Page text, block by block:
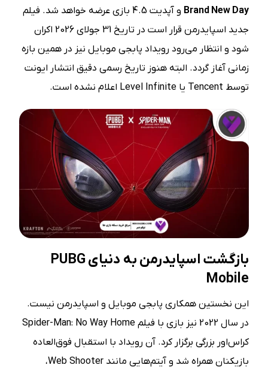
Brand New Day
و آپدیت 4.5 بازی عرضه خواهد شد. فیلم
جدید اسپایدرمن قرار است در تاریخ 31 جولای 2026 اکران
شود و انتظار می‌رود رویداد پابجی موبایل نیز در همین بازه
زمانی آغاز گردد. البته هنوز تاریخ رسمی دقیق انتشار ایونت
توسط Tencent یا Level Infinite اعلام نشده است.
بازگشت اسپایدرمن به دنیای PUBG
Mobile
این نخستین همکاری پابجی موبایل و اسپایدرمن نیست.
در سال 2022 نیز بازی با فیلم Spider-Man: No Way Home
کراس‌اور بزرگی برگزار کرد. آن رویداد با استقبال فوق‌العاده
بازیکنان همراه شد و آیتم‌هایی مانند Web Shooter،